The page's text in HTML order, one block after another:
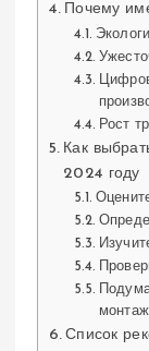
Почему
Рост
Как
2024 году
Список